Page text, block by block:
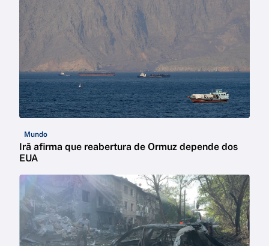
Mundo
Irã afirma que reabertura de Ormuz depende dos
EUA